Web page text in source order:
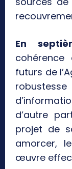
En
futurs de
d’autre
projet de
amorcer,
œuvre